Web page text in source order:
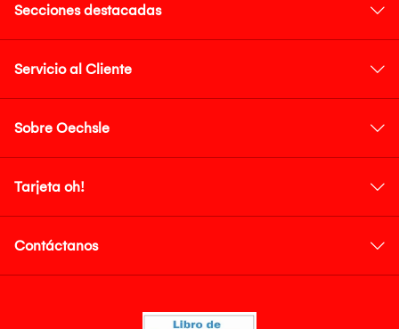
Secciones destacadas
Servicio al Cliente
Sobre Oechsle
Tarjeta oh!
Contáctanos